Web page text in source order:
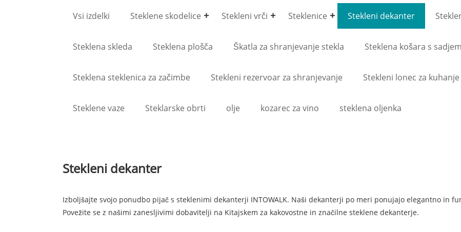
Vsi izdelki Steklene skodelice Stekleni vrči Steklenice Stekleni dekanter
Steklena skleda Steklena plošča Škatla za shranjevanje stekla Steklena košara s sadjem
Steklena steklenica za začimbe Stekleni rezervoar za shranjevanje Stekleni lonec za kuhanje
Steklene vaze Steklarske obrti olje kozarec za vino steklena oljenka
Stekleni dekanter
Izboljšajte svojo ponudbo pijač s steklenimi dekanterji INTOWALK. Naši dekanterji po meri ponujajo elegantno in
Povežite se z našimi zanesljivimi dobavitelji na Kitajskem za kakovostne in značilne steklene dekanterje.